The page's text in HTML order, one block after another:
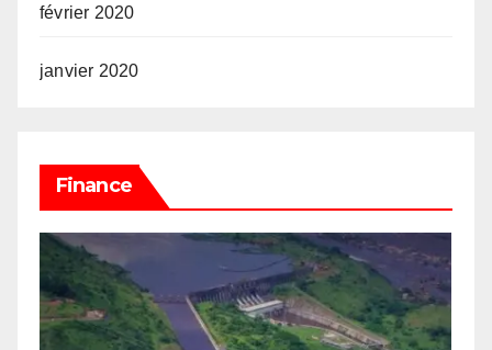
février 2020
janvier 2020
Finance